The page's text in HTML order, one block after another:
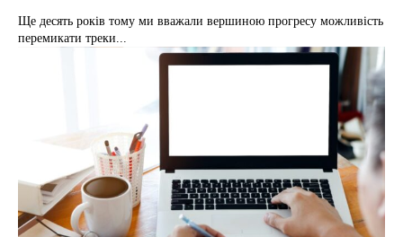
Ще десять років тому ми вважали вершиною прогресу можливість
перемикати треки...